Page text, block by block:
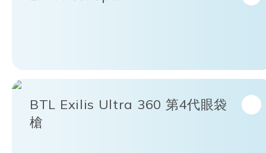
BTL Exilis Ultra 360 第4代眼袋
槍